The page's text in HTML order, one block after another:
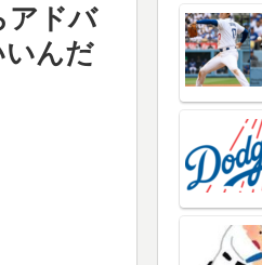
スキャ
対応ぶ
陸なら
アドバ
んだ